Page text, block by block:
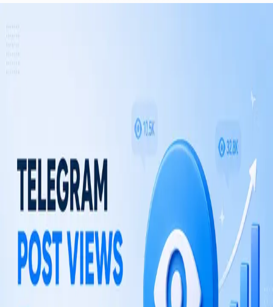
Visualizações de Postagens no Telegram
Aumente a visibilidade das suas postagens no Telegram com
visualizações reais. Nosso serviço ajuda a melhorar o
Choose plan
TelegramMember
Serviços de crescimento para Telegram com membros,
visualizações, reações e crescimento sustentável de canais.
A TM não é afiliada à Telegram Messenger LLP.